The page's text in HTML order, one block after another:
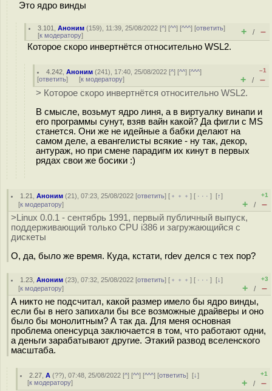
Это ядро винды
3.101 ,Аноним (159), 11:39, 25/08/2022 [^] [^^] [^^^] [ответить]
[к модератору] + / –
Которое скоро инвертнётся относительно WSL2.
4.242 ,Аноним (241), 17:40, 25/08/2022 [^] [^^] [^^^]
[ответить] [к модератору]
–1
+ / –
> Которое скоро инвертнётся относительно WSL2.
В смысле, возьмут ядро линя, а в виртуалку винапи и
его программы сунут, взяв вайн какой? Да фигли с MS
станется. Они же не идейные а бабки делают на
самом деле, а евангелисты всякие - ну так, декор,
антураж, но при смене парадигм их кинут в первых
рядах свои же босики :)
1.21 ,Аноним (21), 07:23, 25/08/2022 [ответить] [ ﹢﹢﹢] [ · · ·][↑]
[к модератору]
+1
+ / –
>Linux 0.0.1 - сентябрь 1991, первый публичный выпуск,
поддерживающий только CPU i386 и загружающийся с
дискеты
О, да, было же время. Куда, кстати, rdev делся с тех пор?
1.23 ,Аноним (23), 07:32, 25/08/2022 [ответить] [ ﹢﹢﹢] [ · · ·][↓]
[к модератору]
+3
+ / –
А никто не подсчитал, какой размер имело бы ядро винды,
если бы в него запихали бы все возможные драйверы и оно
было бы монолитным? А так да. Для меня основная
проблема опенсурца заключается в том, что работают одни,
а деньги зарабатывают другие. Этакий развод вселенского
масштаба.
2.27 ,А (??), 07:48, 25/08/2022 [^] [^^] [^^^] [ответить][↓]
[к модератору]
+1
+ / –